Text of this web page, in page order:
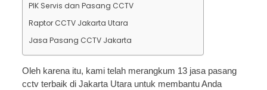
PIK Servis dan Pasang CCTV
Raptor CCTV Jakarta Utara
Jasa Pasang CCTV Jakarta
Oleh karena itu, kami telah merangkum 13 jasa pasang
cctv terbaik di Jakarta Utara untuk membantu Anda